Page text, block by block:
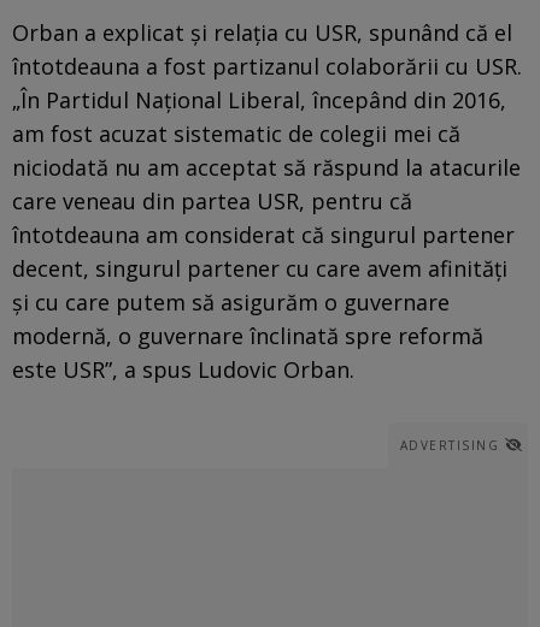
Orban a explicat și relația cu USR, spunând că el
întotdeauna a fost partizanul colaborării cu USR.
„În Partidul Naţional Liberal, începând din 2016,
am fost acuzat sistematic de colegii mei că
niciodată nu am acceptat să răspund la atacurile
care veneau din partea USR, pentru că
întotdeauna am considerat că singurul partener
decent, singurul partener cu care avem afinităţi
şi cu care putem să asigurăm o guvernare
modernă, o guvernare înclinată spre reformă
este USR”, a spus Ludovic Orban.
ADVERTISING